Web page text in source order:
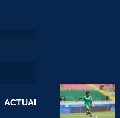
ACTUALITÉS